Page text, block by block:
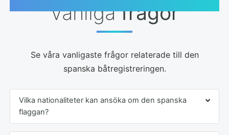
Vanligafrågor
Se våra vanligaste frågor relaterade till den
spanska båtregistreringen.
Vilka nationaliteter kan ansöka om den spanska
flaggan?